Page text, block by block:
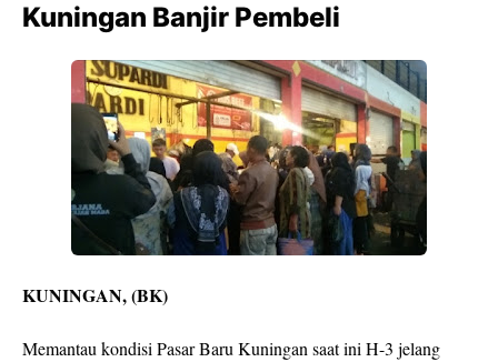
Kuningan Banjir Pembeli
KUNINGAN, (BK)
Memantau kondisi Pasar Baru Kuningan saat ini H-3 jelang